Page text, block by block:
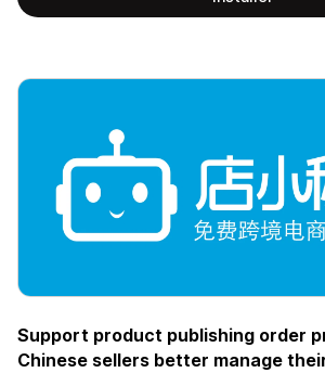
Support product publishing order
Chinese sellers better manage